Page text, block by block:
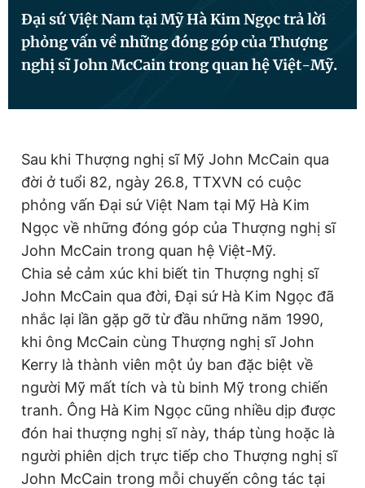
Theo dõi báo trên
Hotline
0906 645 777
Liên hệ quảng cáo
0908 780 404
Đặt báo Quảng cáo RSS Tòa soạn Chính sách bảo
Tổng biên tập: Nguyễn Ngọc Toàn
Phó tổng biên tập thường trực: Hải Thành
Phó tổng biên tập: Lâm Hiếu Dũng
Phó tổng biên tập: Trần Việt Hưng
Tổng thư ký tòa soạn: Đức Trung
Giấy phép xuất bản số 110/GP - BTTTT cấp ngày 24.3.2020
© 2003-2026 Bản quyền thuộc về Báo Thanh Niên. Cấm sao
chép dưới mọi hình thức nếu không có sự chấp thuận bằng văn
bản. Phát triển bởi ePi Technologies, JSC.
Đại sứ Việt Nam tại Mỹ Hà Kim Ngọc trả lời
phỏng vấn về những đóng góp của Thượng
nghị sĩ John McCain trong quan hệ Việt-Mỹ.
Sau khi Thượng nghị sĩ Mỹ John McCain qua
đời ở tuổi 82, ngày 26.8, TTXVN có cuộc
phỏng vấn Đại sứ Việt Nam tại Mỹ Hà Kim
Ngọc về những đóng góp của Thượng nghị sĩ
John McCain trong quan hệ Việt-Mỹ.
Chia sẻ cảm xúc khi biết tin Thượng nghị sĩ
John McCain qua đời, Đại sứ Hà Kim Ngọc đã
nhắc lại lần gặp gỡ từ đầu những năm 1990,
khi ông McCain cùng Thượng nghị sĩ John
Kerry là thành viên một ủy ban đặc biệt về
người Mỹ mất tích và tù binh Mỹ trong chiến
tranh. Ông Hà Kim Ngọc cũng nhiều dịp được
đón hai thượng nghị sĩ này, tháp tùng hoặc là
người phiên dịch trực tiếp cho Thượng nghị sĩ
John McCain trong mỗi chuyến công tác tại